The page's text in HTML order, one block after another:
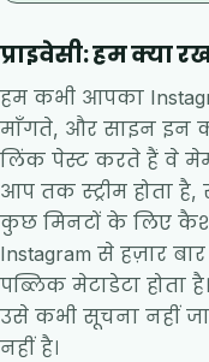
प्राइवेसी: हम क्या
हम कभी आपका
माँगते, और साइन इन
लिंक पेस्ट करते हैं वे
आप तक स्ट्रीम होता है,
कुछ मिनटों के लिए कैश
Instagram से हज़ार
पब्लिक मेटाडेटा
उसे कभी सूचना नहीं
नहीं है।